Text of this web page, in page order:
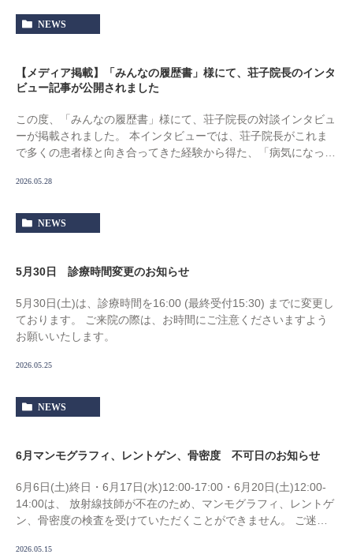
NEWS
【メディア掲載】「みんなの履歴書」様にて、荘子院長のインタ
ビュー記事が公開されました
この度、「みんなの履歴書」様にて、荘子院長の対談インタビュ
ーが掲載されました。 本インタビューでは、荘子院長がこれま
で多くの患者様と向き合ってきた経験から得た、「病気になった
2026.05.28
NEWS
5月30日 診療時間変更のお知らせ
5月30日(土)は、診療時間を16:00 (最終受付15:30) までに変更し
ております。 ご来院の際は、お時間にご注意くださいますよう
お願いいたします。
2026.05.25
NEWS
6月マンモグラフィ、レントゲン、骨密度 不可日のお知らせ
6月6日(土)終日・6月17日(水)12:00-17:00・6月20日(土)12:00-
14:00は、 放射線技師が不在のため、マンモグラフィ、レントゲ
ン、骨密度の検査を受けていただくことができません。 ご迷惑
2026.05.15